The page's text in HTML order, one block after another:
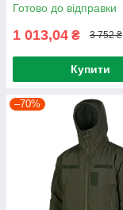
Готово до відправки
1 013,04 ₴ 3 752 ₴
Купити
–70%